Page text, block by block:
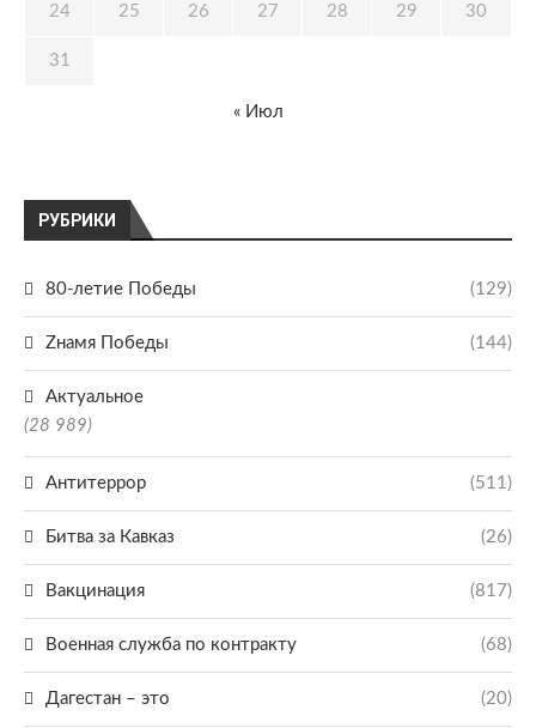
РУБРИКИ
80-летие Победы (129)
Zнамя Победы (144)
Актуальное
(28 989)
Антитеррор (511)
Битва за Кавказ (26)
Вакцинация (817)
Военная служба по контракту (68)
Дагестан – это (20)
24 25 26 27 28 29 30
31
« Июл